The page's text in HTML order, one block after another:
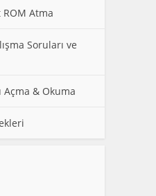
Atma
Soruları ve
Açma & Okuma